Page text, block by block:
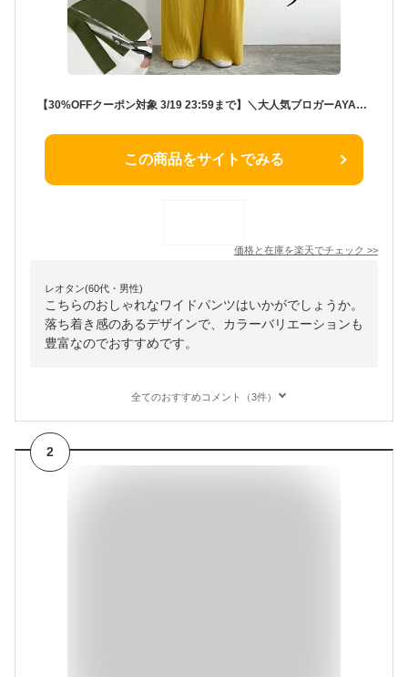
【30%OFFクーポン対象 3/19 23:59まで】＼大人気ブロガーAYAさん着用／ プリーツパンツ セルフカットプリーツワイドパンツ ■一部3月中旬以降入荷 レディース 春夏秋冬 ボトムス パンツ プリーツ セルフカット 裾カット フリーカット カット可能 M L LL 10
この商品をサイトでみる
価格と在庫を楽天でチェック >>
レオタン(60代・男性)
こちらのおしゃれなワイドパンツはいかがでしょうか。
落ち着き感のあるデザインで、カラーバリエーションも
豊富なのでおすすめです。
全てのおすすめコメント（3件）
2